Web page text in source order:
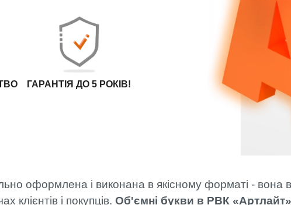
МОНТАЖ
ФАХІВЦЯМИ РВК
АРТЛАЙТ
ОПЛАТА ТА
ДОСТАВКА
ГАРАНТІЯ ДО 5 РОКІВ!
оформлена і виконана в якісному форматі - вона
клієнтів і покупців. Об'ємні букви в РВК «Артлайт»